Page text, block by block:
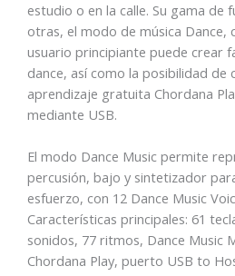
estudio o en la calle. Su gama de
otras, el modo de música Dance,
usuario principiante puede crear
dance, así como la posibilidad de
aprendizaje gratuita Chordana
mediante USB.
El modo Dance Music permite
percusión, bajo y sintetizador
esfuerzo, con 12 Dance Music
Características principales: 61
sonidos, 77 ritmos, Dance Music
Chordana Play, puerto USB to